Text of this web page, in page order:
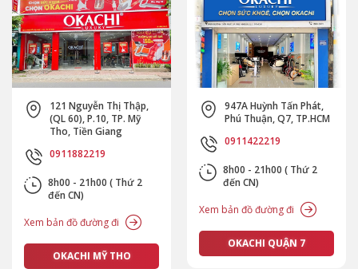
947A Huỳnh Tấn Phát,
Phú Thuận, Q7, TP.HCM
0911422219
đến CN)
OKACHI QUẬN 7
654 Cộng Hoà, P.13. Q.
Tân Bình, TP.HCM
0911472219
8h00 - 21h00 ( Thứ 2
đến CN)
Xem bản đồ đường đi
OKACHI TÂN BÌNH